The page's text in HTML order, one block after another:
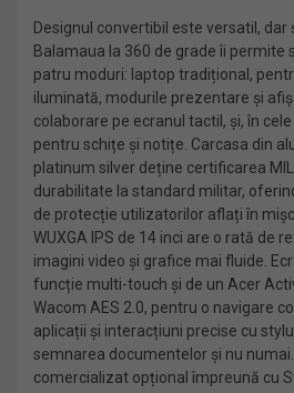
Designul convertibil este versatil, dar
Balamaua la 360 de grade îi permite
patru moduri: laptop tradițional,
iluminată, modurile prezentare și
colaborare pe ecranul tactil, și, în
pentru schițe și notițe. Carcasa din
platinum silver deține certificarea
durabilitate la standard militar,
de protecție utilizatorilor aflați în
WUXGA IPS de 14 inci are o rată de
imagini video și grafice mai fluide.
funcție multi-touch și de un Acer
Wacom AES 2.0, pentru o navigare
aplicații și interacțiuni precise cu
semnarea documentelor și nu
comercializat opțional împreună cu